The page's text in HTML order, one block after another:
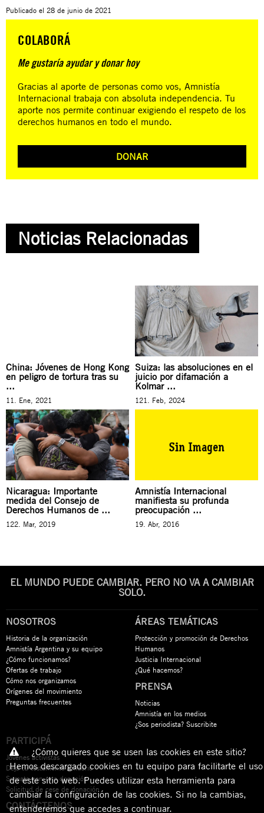
Publicado el 28 de junio de 2021
COLABORÁ
Me gustaría ayudar y donar hoy
Gracias al aporte de personas como vos, Amnistía
Internacional trabaja con absoluta independencia. Tu
aporte nos permite continuar exigiendo el respeto de los
derechos humanos en todo el mundo.
DONAR
Noticias Relacionadas
China: Jóvenes de Hong Kong
en peligro de tortura tras su
...
11. Ene, 2021
Suiza: las absoluciones en el
juicio por difamación a
Kolmar ...
121. Feb, 2024
Nicaragua: Importante
medida del Consejo de
Derechos Humanos de ...
122. Mar, 2019
Amnistía Internacional
manifiesta su profunda
preocupación ...
19. Abr, 2016
EL MUNDO PUEDE CAMBIAR. PERO NO VA A CAMBIAR
SOLO.
NOSOTROS
Historia de la organización
Amnistía Argentina y su equipo
¿Cómo funcionamos?
Ofertas de trabajo
Cómo nos organizamos
Orígenes del movimiento
Preguntas frecuentes
ÁREAS TEMÁTICAS
Protección y promoción de Derechos
Humanos
Justicia Internacional
¿Qué hacemos?
PRENSA
Noticias
Amnistía en los medios
¿Sos periodista? Suscribite
PARTICIPÁ
Jóvenes activistas
Dejá tu testamento solidario
Sumate con una donación
Solicitud de cese de donación
CONTÁCTENOS
¿Cómo quieres que se usen las cookies en este sitio?
Hemos descargado cookies en tu equipo para facilitarte el uso
de este sitio web. Puedes utilizar esta herramienta para
cambiar la configuración de las cookies. Si no la cambias,
entenderemos que accedes a continuar.